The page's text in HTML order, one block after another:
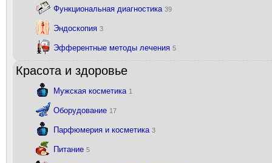
Функциональная диагностика 39
Эндоскопия 3
Эфферентные методы лечения 5
Красота и здоровье
Мужская косметика 1
Оборудование 17
Парфюмерия и косметика 3
Питание 5